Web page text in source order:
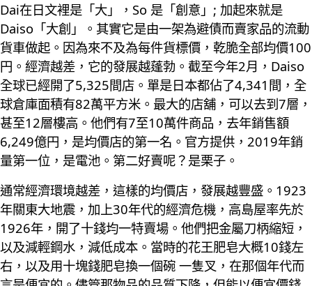
Dai在日文裡是「大」，So 是「創意」; 加起來就是
Daiso「大創」。其實它是由一架為避債而賣家品的流動
貨車做起。因為來不及為每件貨標價，乾脆全部均價100
円。經濟越差，它的發展越蓬勃。截至今年2月，Daiso
全球已經開了5,325間店。單是日本都佔了4,341間，全
球倉庫面積有82萬平方米。最大的店舖，可以去到7層，
甚至12層樓高。他們有7至10萬件商品，去年銷售額
6,249億円，是均價店的第一名。官方提供，2019年銷
量第一位，是電池。第二好賣呢？是栗子。
通常經濟環境越差，這樣的均價店，發展越豐盛。1923
年關東大地震，加上30年代的經濟危機，高島屋率先於
1926年，開了十錢均一特賣場。他們把金屬刀柄縮短，
以及減輕鋼水，減低成本。當時的花王肥皂大概10錢左
右，以及用十塊錢肥皂換一個碗 一隻叉，在那個年代而